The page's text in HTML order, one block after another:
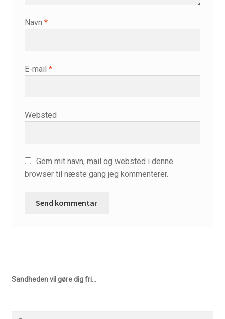
Navn *
E-mail *
Websted
Gem mit navn, mail og websted i denne
browser til næste gang jeg kommenterer.
Sandheden vil gøre dig fri…